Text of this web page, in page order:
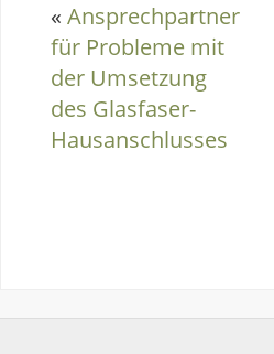
« Ansprechpartner
für Probleme mit
der Umsetzung
des Glasfaser-
Hausanschlusses